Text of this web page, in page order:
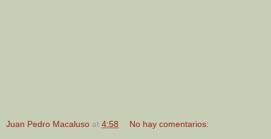
Juan Pedro Macaluso at 4:58 No hay comentarios: